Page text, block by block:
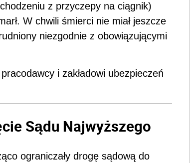
z przyczepy na ciągnik)
W chwili śmierci nie miał jeszcze
niezgodnie z obowiązującymi
i zakładowi ubezpieczeń
Sądu Najwyższego
ograniczały drogę sądową do